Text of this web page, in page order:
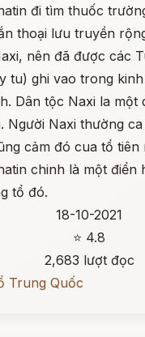
đi tìm thuốc
thoại lưu truyền
nên đã được các
tu) ghi vao trong
Dân tộc Naxi la một
Người Naxi thường
cảm đó cua tổ tiên
chinh là một điển
tổ đó.
18-10-2021
⭐ 4.8
2,683 lượt đọc
Trung Quốc